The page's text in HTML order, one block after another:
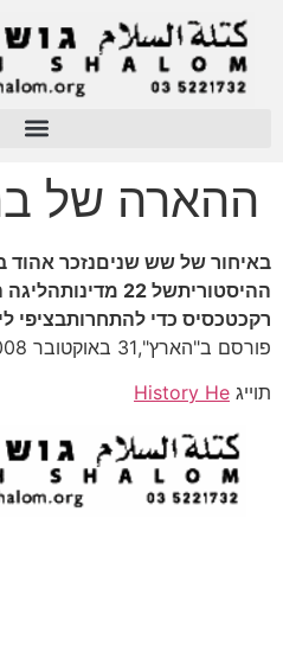
ההארה של
באיחור של שש שניםנזכר אהוד
ההיסטוריתשל 22
רקכטכסיס כדי להתחרותבציפי
פורסם ב"הארץ",31 באוקטובר 2008
תוייג History He